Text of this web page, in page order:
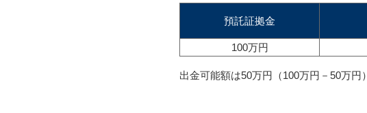
預託証拠金
100万円
出金可能額は50万円（100万円－50万円）